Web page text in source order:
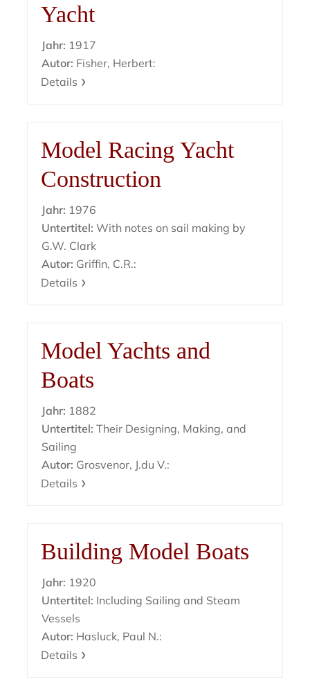
Yacht
Jahr: 1917
Autor: Fisher, Herbert:
Details
Model Racing Yacht
Construction
Jahr: 1976
Untertitel: With notes on sail making by
G.W. Clark
Autor: Griffin, C.R.:
Details
Model Yachts and
Boats
Jahr: 1882
Untertitel: Their Designing, Making, and
Sailing
Autor: Grosvenor, J.du V.:
Details
Building Model Boats
Jahr: 1920
Untertitel: Including Sailing and Steam
Vessels
Autor: Hasluck, Paul N.:
Details